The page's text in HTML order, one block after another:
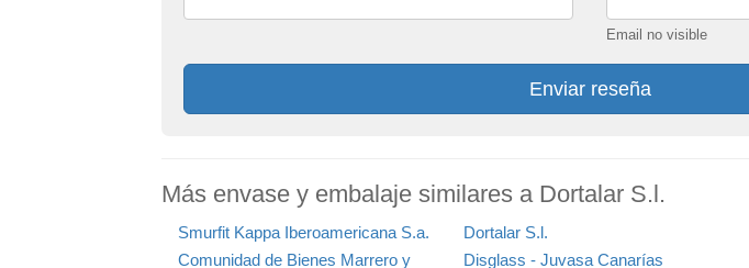
Email no visible
Enviar reseña
Más envase y embalaje similares a Dortalar S.l.
Smurfit Kappa Iberoamericana S.a. Dortalar S.l.
Comunidad de Bienes Marrero y
Disglass - Juvasa Canarías